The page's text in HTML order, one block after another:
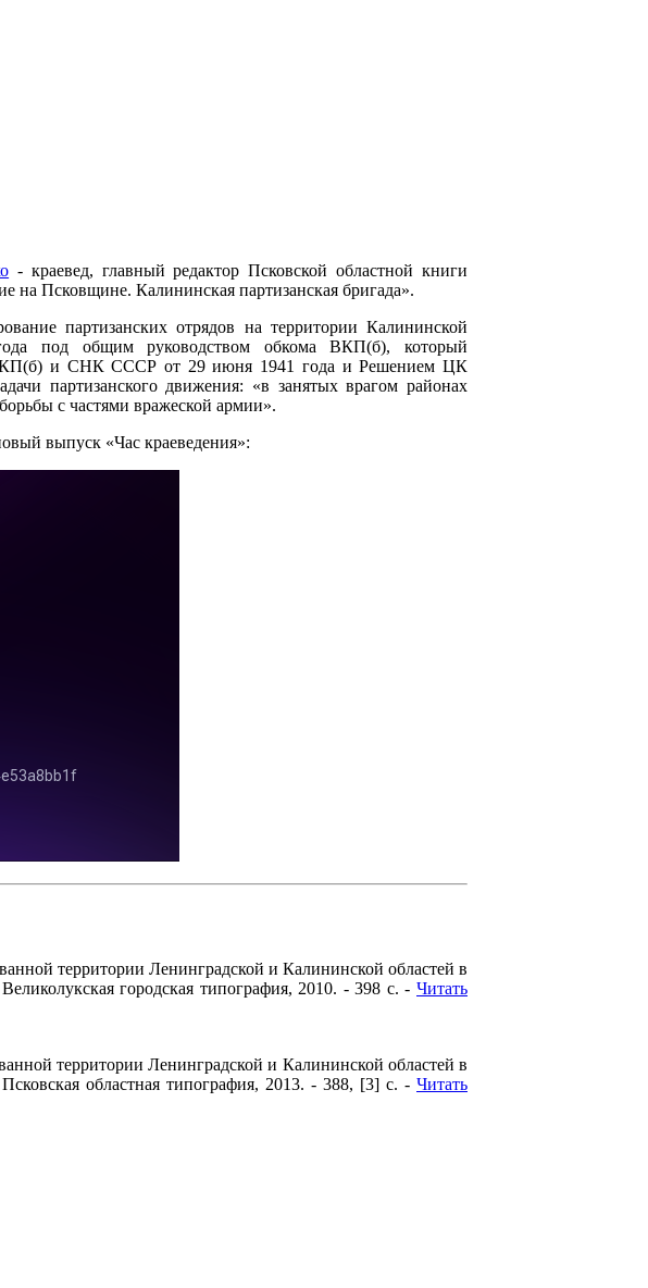
- краевед, главный редактор Псковской областной книги
на Псковщине. Калининская партизанская бригада».
партизанских отрядов на территории Калининской
под общим руководством обкома ВКП(б), который
ВКП(б) и СНК СССР от 29 июня 1941 года и Решением ЦК
партизанского движения: «в занятых врагом районах
с частями вражеской армии».
выпуск «Час краеведения»:
территории Ленинградской и Калининской областей в
городская типография, 2010. - 398 с. - Читать
территории Ленинградской и Калининской областей в
областная типография, 2013. - 388, [3] с. - Читать